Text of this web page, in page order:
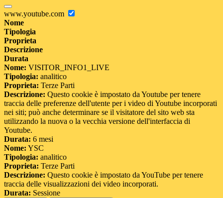
www.youtube.com
Nome
Tipologia
Proprieta
Descrizione
Durata
Nome: VISITOR_INFO1_LIVE
Tipologia: analitico
Proprieta: Terze Parti
Descrizione: Questo cookie è impostato da Youtube per tenere
traccia delle preferenze dell'utente per i video di Youtube incorporati
nei siti; può anche determinare se il visitatore del sito web sta
utilizzando la nuova o la vecchia versione dell'interfaccia di
Youtube.
Durata: 6 mesi
Nome: YSC
Tipologia: analitico
Proprieta: Terze Parti
Descrizione: Questo cookie è impostato da YouTube per tenere
traccia delle visualizzazioni dei video incorporati.
Durata: Sessione